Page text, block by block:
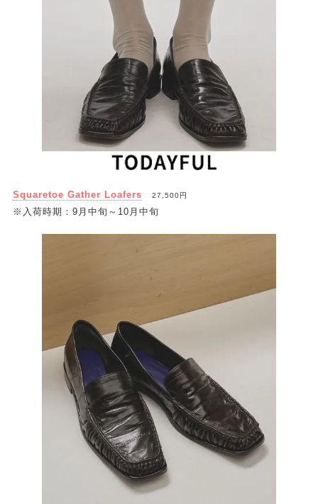
Squaretoe Gather Loafers 27,500円
※入荷時期：9月中旬～10月中旬